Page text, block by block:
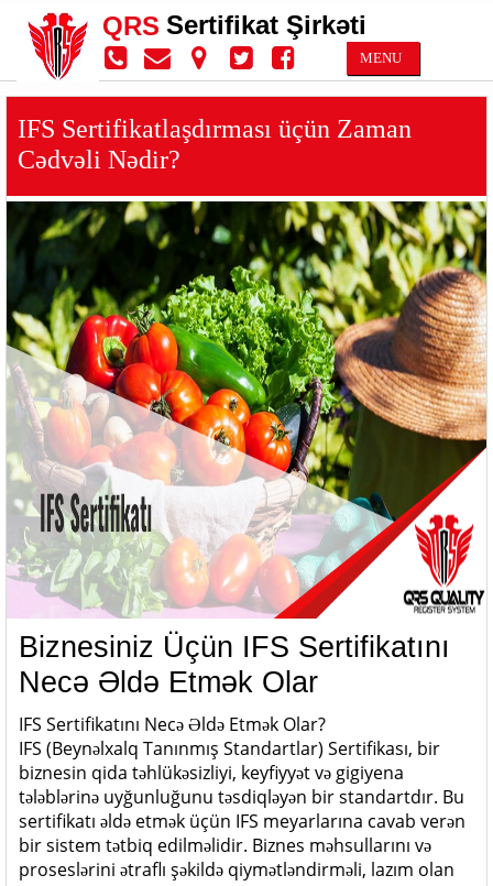
QRS Sertifikat Şirkəti
MENU
IFS Sertifikatlaşdırması üçün Zaman
Cədvəli Nədir?
Biznesiniz Üçün IFS Sertifikatını
Necə Əldə Etmək Olar
IFS Sertifikatını Necə Əldə Etmək Olar?
IFS (Beynəlxalq Tanınmış Standartlar) Sertifikası, bir
biznesin qida təhlükəsizliyi, keyfiyyət və gigiyena
tələblərinə uyğunluğunu təsdiqləyən bir standartdır. Bu
sertifikatı əldə etmək üçün IFS meyarlarına cavab verən
bir sistem tətbiq edilməlidir. Biznes məhsullarını və
proseslərini ətraflı şəkildə qiymətləndirməli, lazım olan